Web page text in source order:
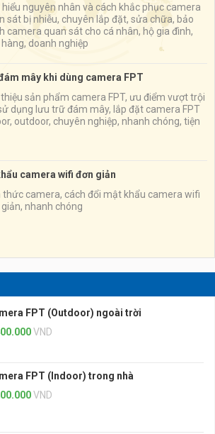
nguyên nhân và cách khắc phục camera
sát bị nhiễu, chuyên lắp đặt, sửa chữa, bảo
camera quan sát cho cá nhân, hộ gia đình,
doanh nghiệp
mây khi dùng camera FPT
thiệu sản phẩm camera FPT, ưu điểm vượt trội
dụng lưu trữ đám mây, lắp đặt camera FPT
outdoor, chuyên nghiệp, nhanh chóng, tiện
camera wifi đơn giản
thức camera, cách đổi mật khẩu camera wifi
nhanh chóng
FPT (Outdoor) ngoài trời
VND
FPT (Indoor) trong nhà
VND